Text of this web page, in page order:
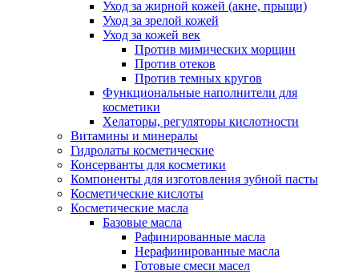
Уход за жирной кожей (акне, прыщи)
Уход за зрелой кожей
Уход за кожей век
Против мимических морщин
Против отеков
Против темных кругов
Функциональные наполнители для
косметики
Хелаторы, регуляторы кислотности
Витамины и минералы
Гидролаты косметические
Консерванты для косметики
Компоненты для изготовления зубной пасты
Косметические кислоты
Косметические масла
Базовые масла
Рафинированные масла
Нерафинированные масла
Готовые смеси масел